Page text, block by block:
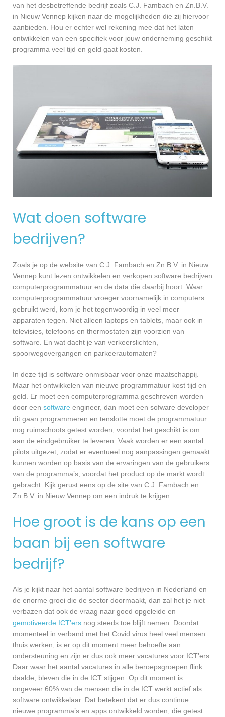
van het desbetreffende bedrijf zoals C.J. Fambach en Zn.B.V.
in Nieuw Vennep kijken naar de mogelijkheden die zij hiervoor
aanbieden. Hou er echter wel rekening mee dat het laten
ontwikkelen van een specifiek voor jouw onderneming geschikt
programma veel tijd en geld gaat kosten.
Wat doen software
bedrijven?
Zoals je op de website van C.J. Fambach en Zn.B.V. in Nieuw
Vennep kunt lezen ontwikkelen en verkopen software bedrijven
computerprogrammatuur en de data die daarbij hoort. Waar
computerprogrammatuur vroeger voornamelijk in computers
gebruikt werd, kom je het tegenwoordig in veel meer
apparaten tegen. Niet alleen laptops en tablets, maar ook in
televisies, telefoons en thermostaten zijn voorzien van
software. En wat dacht je van verkeerslichten,
spoorwegovergangen en parkeerautomaten?
In deze tijd is software onmisbaar voor onze maatschappij.
Maar het ontwikkelen van nieuwe programmatuur kost tijd en
geld. Er moet een computerprogramma geschreven worden
door een software engineer, dan moet een sofware developer
dit gaan programmeren en tenslotte moet de programmatuur
nog ruimschoots getest worden, voordat het geschikt is om
aan de eindgebruiker te leveren. Vaak worden er een aantal
pilots uitgezet, zodat er eventueel nog aanpassingen gemaakt
kunnen worden op basis van de ervaringen van de gebruikers
van de programma’s, voordat het product op de markt wordt
gebracht. Kijk gerust eens op de site van C.J. Fambach en
Zn.B.V. in Nieuw Vennep om een indruk te krijgen.
Hoe groot is de kans op een
baan bij een software
bedrijf?
Als je kijkt naar het aantal software bedrijven in Nederland en
de enorme groei die de sector doormaakt, dan zal het je niet
verbazen dat ook de vraag naar goed opgeleide en
gemotiveerde ICT’ers nog steeds toe blijft nemen. Doordat
momenteel in verband met het Covid virus heel veel mensen
thuis werken, is er op dit moment meer behoefte aan
ondersteuning en zijn er dus ook meer vacatures voor ICT’ers.
Daar waar het aantal vacatures in alle beroepsgroepen flink
daalde, bleven die in de ICT stijgen. Op dit moment is
ongeveer 60% van de mensen die in de ICT werkt actief als
software ontwikkelaar. Dat betekent dat er dus continue
nieuwe programma’s en apps ontwikkeld worden, die getest